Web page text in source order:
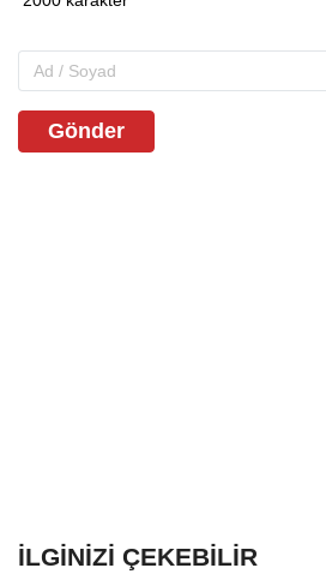
Gönder
İLGINIZI ÇEKEBILIR